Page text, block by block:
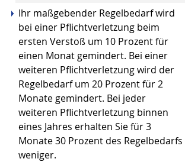
Ihr maßgebender Regelbedarf wird
bei einer Pflichtverletzung beim
ersten Verstoß um 10 Prozent für
einen Monat gemindert. Bei einer
weiteren Pflichtverletzung wird der
Regelbedarf um 20 Prozent für 2
Monate gemindert. Bei jeder
weiteren Pflichtverletzung binnen
eines Jahres erhalten Sie für 3
Monate 30 Prozent des Regelbedarfs
weniger.